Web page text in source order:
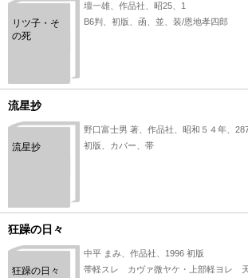
リツ子・そ
の死
壇一雄、作品社、昭25、1
B6判、初版、函、並、装/恩地孝四郎
流星抄
流星抄
野口富士男 著、作品社、昭和５４年、
初版、カバー、帯
狂躁の日々
狂躁の日々
中平 まみ、作品社、1996 初版
帯軽スレ カヴァ微ヤケ・上部軽ヨレ